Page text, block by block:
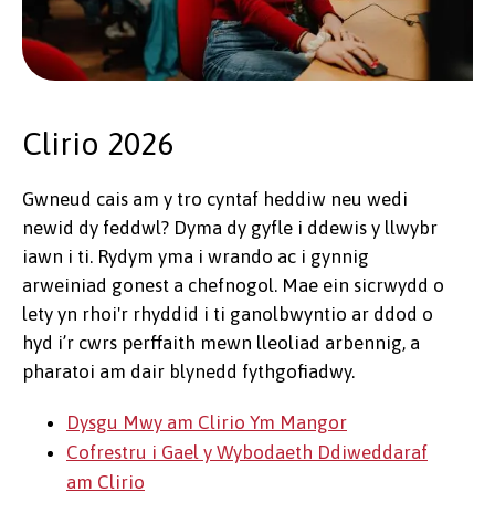
Clirio 2026
Gwneud cais am y tro cyntaf heddiw neu wedi
newid dy feddwl? Dyma dy gyfle i ddewis y llwybr
iawn i ti. Rydym yma i wrando ac i gynnig
arweiniad gonest a chefnogol. Mae ein sicrwydd o
lety yn rhoi'r rhyddid i ti ganolbwyntio ar ddod o
hyd i’r cwrs perffaith mewn lleoliad arbennig, a
pharatoi am dair blynedd fythgofiadwy.
Dysgu Mwy am Clirio Ym Mangor
Cofrestru i Gael y Wybodaeth Ddiweddaraf
am Clirio